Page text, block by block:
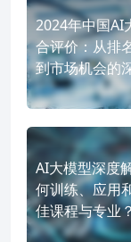
2024年中国AI
合评价：从排
到市场机会的
AI大模型深度
何训练、应用
佳课程与专业